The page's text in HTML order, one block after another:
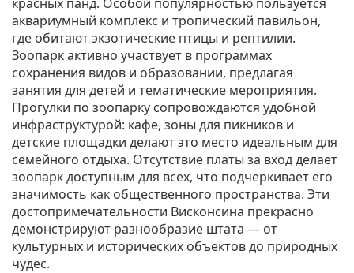
аквариумный комплекс и тропический павильон,
где обитают экзотические птицы и рептилии.
Зоопарк активно участвует в программах
сохранения видов и образовании, предлагая
занятия для детей и тематические мероприятия.
Прогулки по зоопарку сопровождаются удобной
инфраструктурой: кафе, зоны для пикников и
детские площадки делают это место идеальным для
семейного отдыха. Отсутствие платы за вход делает
зоопарк доступным для всех, что подчеркивает его
значимость как общественного пространства. Эти
достопримечательности Висконсина прекрасно
демонстрируют разнообразие штата — от
культурных и исторических объектов до природных
чудес.